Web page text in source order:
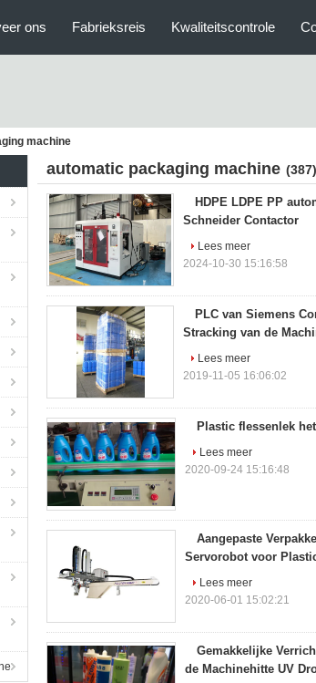
ons Fabrieksreis Kwaliteitscontrole
machine
automatic packaging machine (387)
HDPE LDPE PP
Schneider Contactor
Lees meer
2024-10-30 15:16:58
PLC van Siemens
Stracking van de
Lees meer
2019-11-05 16:06:02
Plastic flessenlek
Lees meer
2020-09-24 15:16:48
Aangepaste
Servorobot voor
Lees meer
2020-06-01 15:02:21
Gemakkelijke
de Machinehitte UV